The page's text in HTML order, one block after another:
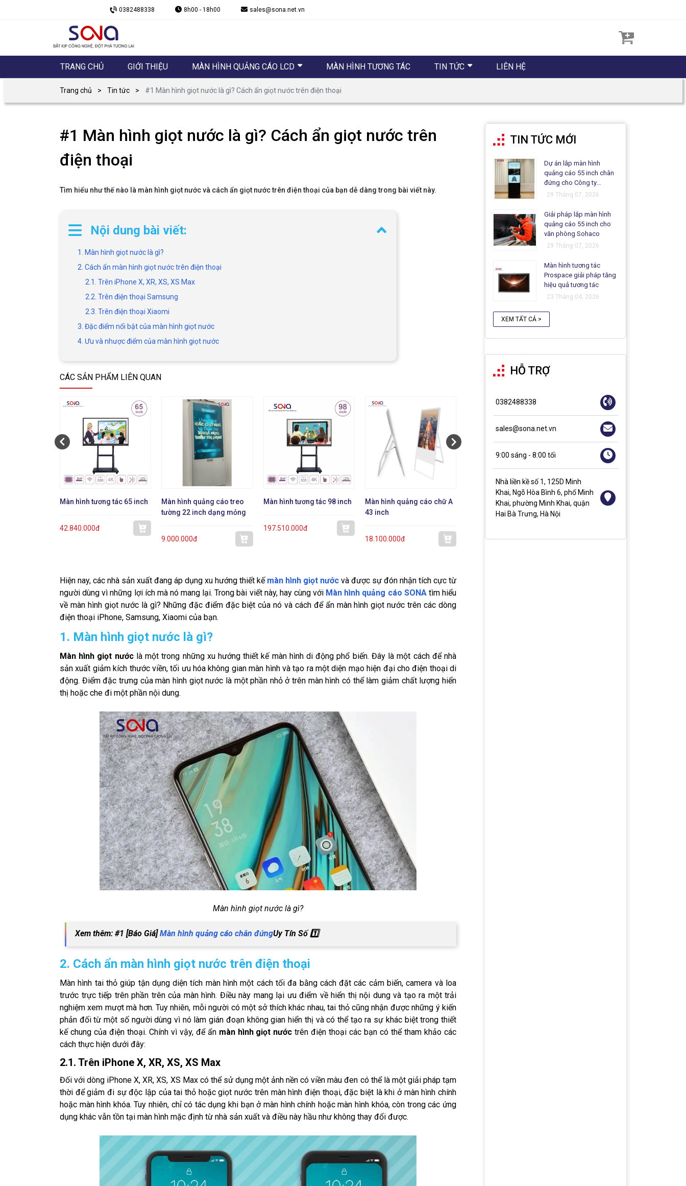
0382488338 8h00 - 18h00 sales@sona.net.vn
TRANG CHỦ GIỚI THIỆU MÀN HÌNH QUẢNG CÁO LCD MÀN HÌNH TƯƠNG TÁC TIN TỨC LIÊN HỆ
Trang chủ Tin tức #1 Màn hình giọt nước là gì? Cách ẩn giọt nước trên điện thoại
#1 Màn hình giọt nước là gì? Cách ẩn giọt nước trên
điện thoại
Tìm hiểu như thế nào là màn hình giọt nước và cách ẩn giọt nước trên điện thoại của bạn dễ dàng trong bài viết này.
Nội dung bài viết:
1. Màn hình giọt nước là gì?
2. Cách ẩn màn hình giọt nước trên điện thoại
2.1. Trên iPhone X, XR, XS, XS Max
2.2. Trên điện thoại Samsung
2.3. Trên điện thoại Xiaomi
3. Đặc điểm nổi bật của màn hình giọt nước
4. Ưu và nhược điểm của màn hình giọt nước
CÁC SẢN PHẨM LIÊN QUAN
Màn hình tương tác 65 inch
42.840.000đ
Màn hình quảng cáo treo
tường 22 inch dạng mỏng
9.000.000đ
Màn hình tương tác 98 inch
197.510.000đ
Màn hình quảng cáo chữ A
43 inch
18.100.000đ
Màn hình quảng cáo treo
tường 27 inch
11.500.000đ
Màn hình tương tác 75 inch
Hiện nay, các nhà sản xuất đang áp dụng xu hướng thiết kế màn hình giọt nước và được sự đón nhận tích cực từ
người dùng vì những lợi ích mà nó mang lại. Trong bài viết này, hay cùng với Màn hình quảng cáo SONAtìm hiểu
về màn hình giọt nước là gì? Những đặc điểm đặc biệt của nó và cách để ẩn màn hình giọt nước trên các dòng
điện thoại iPhone, Samsung, Xiaomi của bạn.
1. Màn hình giọt nước là gì?
Màn hình giọt nướclà một trong những xu hướng thiết kế màn hình di động phổ biến. Đây là một cách để nhà
sản xuất giảm kích thước viền, tối ưu hóa không gian màn hình và tạo ra một diện mạo hiện đại cho điện thoại di
động. Điểm đặc trưng của màn hình giọt nước là một phần nhỏ ở trên màn hình có thể làm giảm chất lượng hiển
thị hoặc che đi một phần nội dung.
Màn hình giọt nước là gì?
Xem thêm: #1 [Báo Giá]Màn hình quảng cáo chân đứngUy Tín Số 1️⃣
2. Cách ẩn màn hình giọt nước trên điện thoại
Màn hình tai thỏ giúp tận dụng diện tích màn hình một cách tối đa bằng cách đặt các cảm biến, camera và loa
trước trực tiếp trên phần trên của màn hình. Điều này mang lại ưu điểm về hiển thị nội dung và tạo ra một trải
nghiệm xem mượt mà hơn. Tuy nhiên, mỗi người có một sở thích khác nhau, tai thỏ cũng nhận được những ý kiến
phản đối từ một số người dùng vì nó làm gián đoạn không gian hiển thị và có thể tạo ra sự khác biệt trong thiết
kế chung của điện thoại. Chính vì vậy, để ẩn màn hình giọt nước trên điện thoại các bạn có thể tham khảo các
cách thực hiện dưới đây:
2.1. Trên iPhone X, XR, XS, XS Max
Đối với dòng iPhone X, XR, XS, XS Max có thể sử dụng một ảnh nền có viền màu đen có thể là một giải pháp tạm
thời để giảm đi sự độc lập của tai thỏ hoặc giọt nước trên màn hình điện thoại, đặc biệt là khi ở màn hình chính
hoặc màn hình khóa. Tuy nhiên, chỉ có tác dụng khi bạn ở màn hình chính hoặc màn hình khóa, còn trong các ứng
dụng khác vẫn tồn tại màn hình mặc định từ nhà sản xuất và điều này hầu như không thay đổi được.
TIN TỨC MỚI
Dự án lắp màn hình
quảng cáo 55 inch chân
đứng cho Công ty
Matsuo
29 Tháng 07, 2026
Giải pháp lắp màn hình
quảng cáo 55 inch cho
văn phòng Sohaco
29 Tháng 07, 2026
Màn hình tương tác
Prospace giải pháp tăng
hiệu quả tương tác
23 Tháng 04, 2026
XEM TẤT CẢ >
HỖ TRỢ
0382488338
sales@sona.net.vn
9:00 sáng - 8:00 tối
Nhà liền kề số 1, 125D Minh
Khai, Ngõ Hòa Bình 6, phố Minh
Khai, phường Minh Khai, quận
Hai Bà Trưng, Hà Nội